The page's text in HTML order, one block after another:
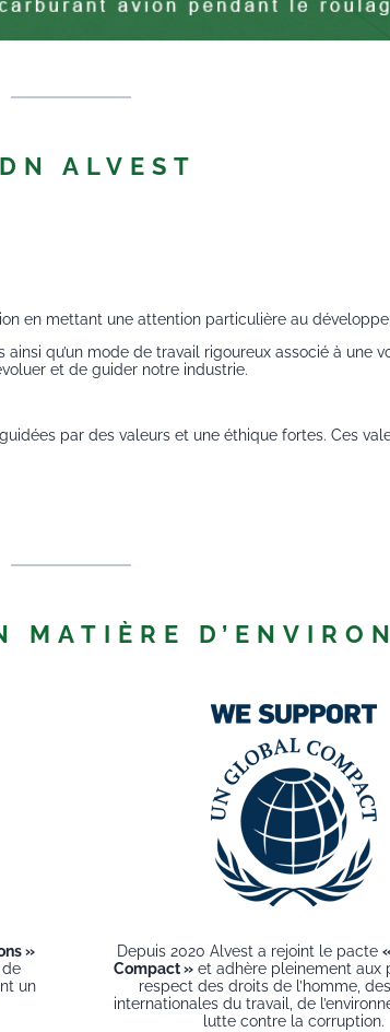
ALVEST
en mettant une attention particulière au
qu’un mode de travail rigoureux associé à une
et de guider notre industrie.
par des valeurs et une éthique fortes. Ces
MATIÈRE
»
un
Depuis 2020 Alvest a rejoint le pacte
Compact »et adhère pleinement aux
respect des droits de l’homme,
internationales du travail, de
lutte contre la corruption.